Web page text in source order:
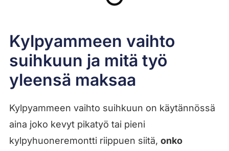
Kylpyammeen vaihto
suihkuun ja mitä työ
yleensä maksaa
Kylpyammeen vaihto suihkuun on käytännössä
aina joko kevyt pikatyö tai pieni
kylpyhuoneremontti riippuen siitä, onko